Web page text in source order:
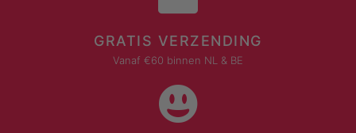
GRATIS VERZENDING
Vanaf €60 binnen NL & BE